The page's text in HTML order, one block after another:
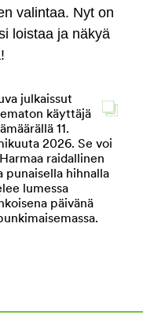
valintaa. Nyt on
loistaa ja näkyä